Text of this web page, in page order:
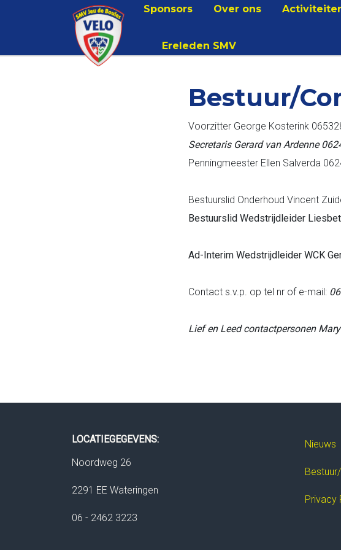
Sponsors Over ons
Ereleden SMV
Bestuur/
Voorzitter George Kosterink
Secretaris Gerard van Ardenne
Penningmeester Ellen Salverda
Bestuurslid Onderhoud Vincent
Bestuurslid Wedstrijdleider
Ad-Interim Wedstrijdleider WCK
Contact s.v.p. op tel nr of e-mail:
Lief en Leed contactpersonen
LOCATIEGEGEVENS:
Noordweg 26
2291 EE Wateringen
06 - 2462 3223
Nieuws
Privacy